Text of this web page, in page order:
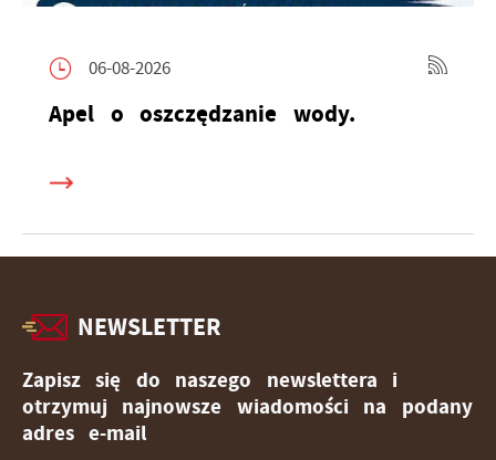
06-08-2026
Apel o oszczędzanie wody.
NEWSLETTER
Zapisz się do naszego newslettera i
otrzymuj najnowsze wiadomości na podany
adres e-mail